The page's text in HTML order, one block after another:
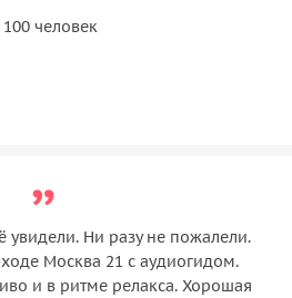
человек
увидели. Ни разу не пожалели.
Москва 21 с аудиогидом.
и в ритме релакса. Хорошая